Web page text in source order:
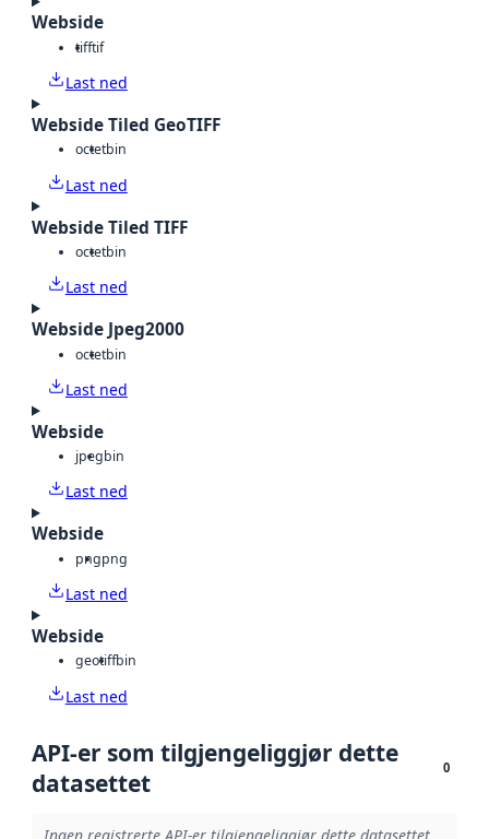
Webside
tifftif
Last ned
Webside Tiled GeoTIFF
octetbin
Last ned
Webside Tiled TIFF
octetbin
Last ned
Webside Jpeg2000
octetbin
Last ned
Webside
jpegbin
Last ned
Webside
pngpng
Last ned
Webside
geotiffbin
Last ned
API-er som tilgjengeliggjør dette
datasettet
0